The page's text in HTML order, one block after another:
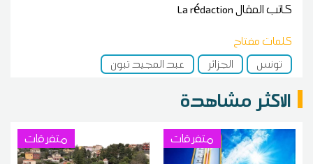
كاتب المقالLa rédaction
كلمات مفتاح
تونس
الجزائر عبد المجيد تبون
الاكثر مشاهدة
متفرقات متفرقات